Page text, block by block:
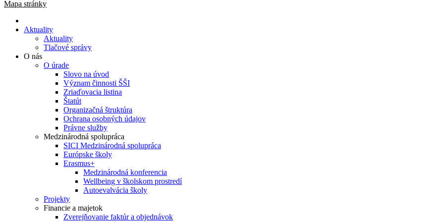
Mapa stránky
Aktuality
Aktuality
Tlačové správy
O nás
O úrade
Slovo na úvod
Význam činnosti ŠŠI
Zriaďovacia listina
Štatút
Organizačná štruktúra
Ochrana osobných údajov
Právne služby
Medzinárodná spolupráca
SICI Medzinárodná spolupráca
Európske školy
Erasmus+
Medzinárodná konferencia
Wellbeing v školskom prostredí
Autoevalvácia školy
Projekty
Financie a majetok
Zverejňovanie faktúr a objednávok